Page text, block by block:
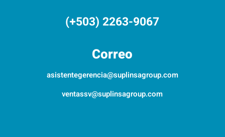
(+503) 2263-9067
Correo
asistentegerencia@suplinsagroup.com
ventassv@suplinsagroup.com